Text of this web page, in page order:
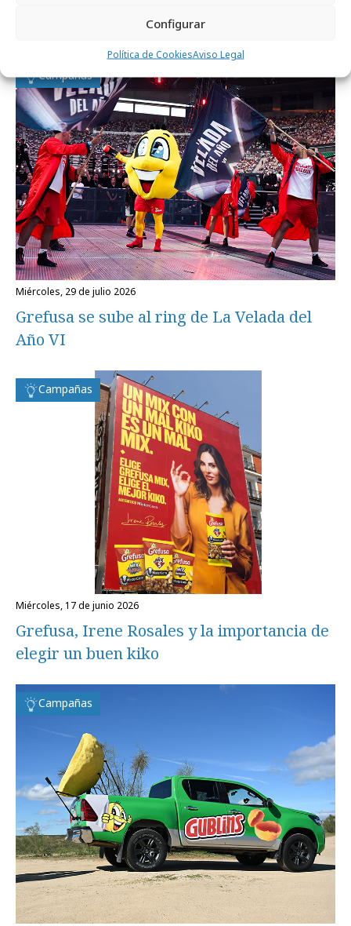
Configurar
Política de CookiesAviso Legal
Noticias Relacionadas
Campañas
miércoles, 29 de julio 2026
Grefusa se sube al ring de La Velada del
Año VI
Campañas
miércoles, 17 de junio 2026
Grefusa, Irene Rosales y la importancia de
elegir un buen kiko
Campañas